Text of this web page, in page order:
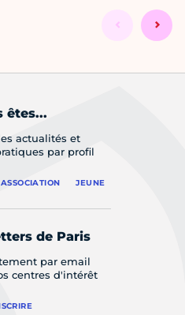
êtes...
actualités et
par profil
ASSOCIATION JEUNE
de Paris
par email
centres d'intérêt